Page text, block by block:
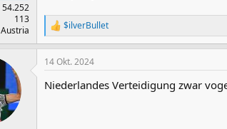
54.252
113
Austria
R
e
a
k
i
$ilverBullet
14 Okt. 2024
Niederlandes Verteidigung zwar